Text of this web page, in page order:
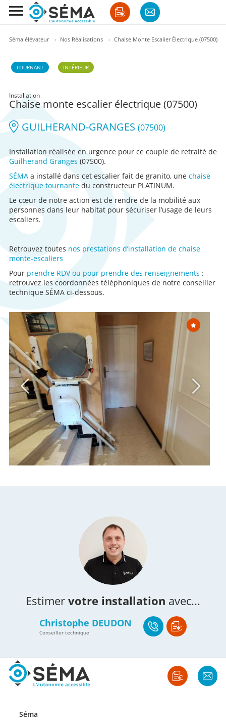
Séma élévateur › Nos Réalisations › Chaise Monte Escalier Électrique (07500)
TOURNANT INTÉRIEUR
Installation
Chaise monte escalier électrique (07500)
GUILHERAND-GRANGES (07500)
Installation réalisée en urgence pour ce couple de retraité de
Guilherand Granges (07500).
SÉMAa installé dans cet escalier fait de granito, une chaise
électrique tournantedu constructeur PLATINUM.
Le cœur de notre action est de rendre de la mobilité aux
personnes dans leur habitat pour sécuriser l’usage de leurs
escaliers.
Retrouvez toutes nos prestations d’installation de chaise
monte-escaliers
Pour prendre RDV ou pour prendre des renseignements :
retrouvez les coordonnées téléphoniques de notre conseiller
technique SÉMA ci-dessous.
Estimer votre installation avec...
Christophe DEUDON
Conseiller technique
Séma